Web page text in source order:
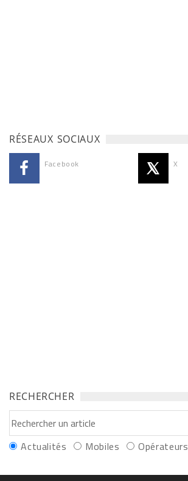
RÉSEAUX SOCIAUX
Facebook X
RECHERCHER
Actualités Mobiles Opérateurs